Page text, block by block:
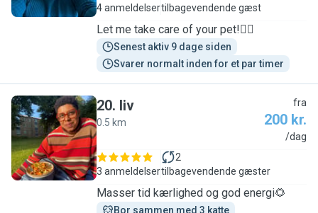
4 anmeldelsertilbagevendende gæst
Let me take care of your pet!✌🏻
Senest aktiv 9 dage siden
Svarer normalt inden for et par timer
L
20. liv
0.5 km
fra
200 kr.
/dag
3 anmeldelser
2
tilbagevendende gæster
Masser tid kærlighed og god energi🌻
Bor sammen med 3 katte